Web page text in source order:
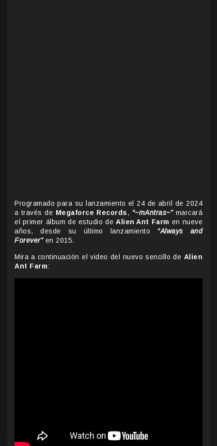
Programado para su lanzamiento el 24 de abril de 2024
a través de Megaforce Records, “~mAntras~”marcará
el primer álbum de estudio deAlien Ant Farm en nueve
años, desde su último lanzamiento “Always and
Forever”en 2015.
Mira a continuación el video del nuevo sencillo de Alien
Ant Farm: